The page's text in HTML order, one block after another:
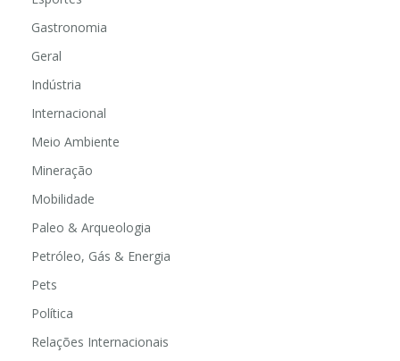
Gastronomia
Geral
Indústria
Internacional
Meio Ambiente
Mineração
Mobilidade
Paleo & Arqueologia
Petróleo, Gás & Energia
Pets
Política
Relações Internacionais